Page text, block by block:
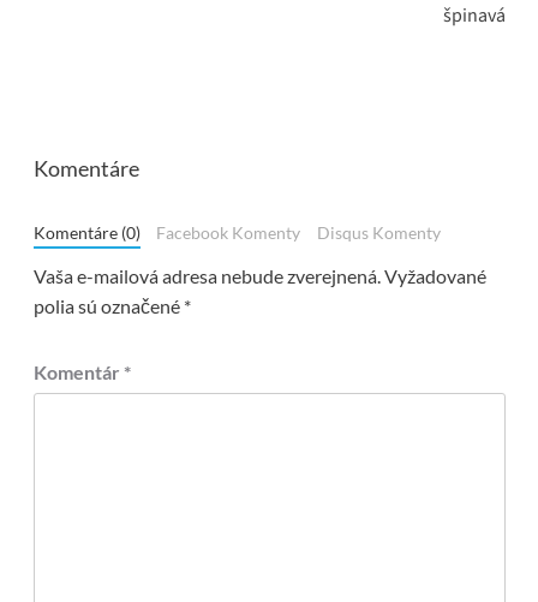
špinavá
Komentáre
Komentáre (0) Facebook Komenty Disqus Komenty
Vaša e-mailová adresa nebude zverejnená.Vyžadované
polia sú označené *
Komentár *